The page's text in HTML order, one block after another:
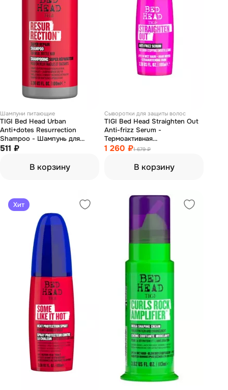
Шампуни питающие
TIGI Bed Head Urban
Anti+dotes Resurrection
Shampoo - Шампунь для
сильно поврежденных волос
511 ₽
В корзину
Сыворотки для защиты волос
TIGI Bed Head Straighten Out
Anti-frizz Serum -
Термоактивная
разглаживающая сыворотка
1 260 ₽1 679 ₽
В корзину
Хит